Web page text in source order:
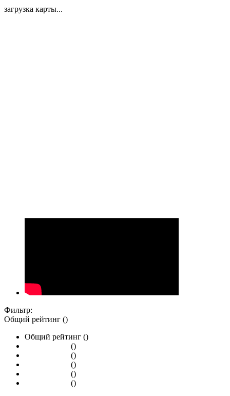
загрузка карты...
Фильтр:
Общий рейтинг ()
Общий рейтинг ()
()
()
()
()
()